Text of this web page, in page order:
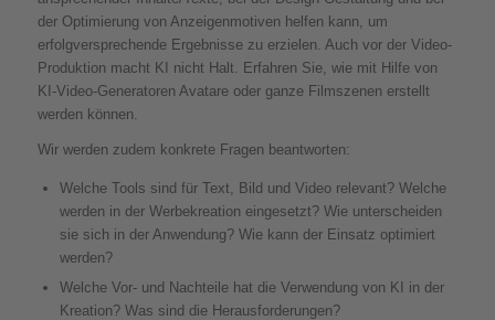
der Optimierung von Anzeigenmotiven helfen kann, um
erfolgversprechende Ergebnisse zu erzielen. Auch vor der Video-
Produktion macht KI nicht Halt. Erfahren Sie, wie mit Hilfe von
KI-Video-Generatoren Avatare oder ganze Filmszenen erstellt
werden können.
Wir werden zudem konkrete Fragen beantworten:
Welche Tools sind für Text, Bild und Video relevant? Welche
werden in der Werbekreation eingesetzt? Wie unterscheiden
sie sich in der Anwendung? Wie kann der Einsatz optimiert
werden?
Welche Vor- und Nachteile hat die Verwendung von KI in der
Kreation? Was sind die Herausforderungen?